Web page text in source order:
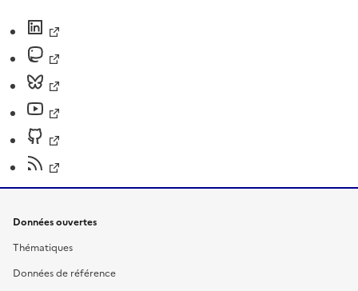
Données ouvertes
Thématiques
Données de référence